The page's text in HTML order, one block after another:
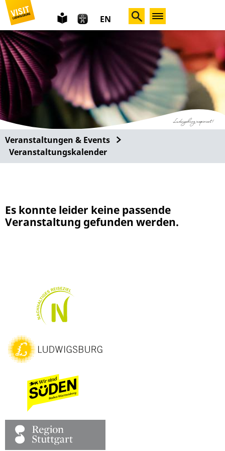
leichte
Sprache
EN
Veranstaltungen & Events
Veranstaltungskalender
Es konnte leider keine passende
Veranstaltung gefunden werden.